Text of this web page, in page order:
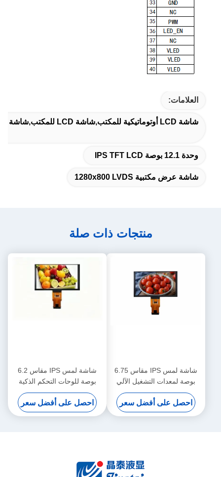
العلامات:
شاشة LCD أوتوماتيكية للمكتب,شاشة LCD للمكتب,شاشة LCD لجهاز المكتب
وحدة 12.1 بوصة IPS TFT LCD
شاشة عرض مكتبية 1280x800 LVDS
منتجات ذات صلة
شاشة لمس IPS مقاس 6.75
بوصة لمعدات التشغيل الآلي
للمكاتب
احصل على أفضل سعر
شاشة لمس IPS مقاس 6.2
بوصة للوحات التحكم الذكية
للمكاتب
احصل على أفضل سعر